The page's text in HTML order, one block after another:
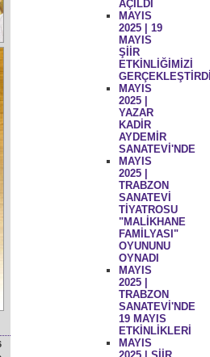
AÇILDI
MAYIS
2025 | 19
MAYIS
ŞİİR
ETKİNLİĞİMİZİ
MAYIS
2025 |
YAZAR
KADİR
AYDEMİR
SANATEVİ'NDE
MAYIS
2025 |
TRABZON
SANATEVİ
TİYATROSU
"MALİKHANE
FAMİLYASI"
OYUNUNU
OYNADI
MAYIS
2025 |
TRABZON
SANATEVİ'NDE
19 MAYIS
ETKİNLİKLERİ
MAYIS